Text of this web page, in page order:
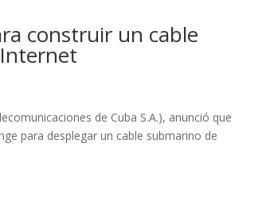
construir un cable
de Cuba S.A.), anunció que
para desplegar un cable submarino de